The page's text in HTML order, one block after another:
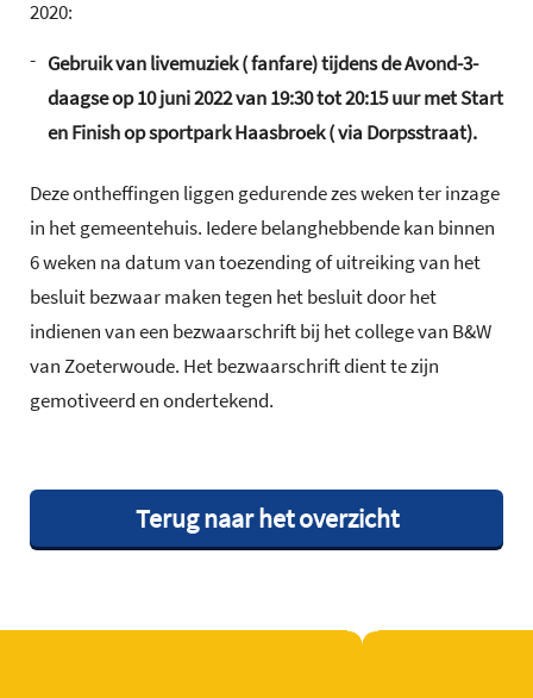
2020:
- Gebruik van livemuziek ( fanfare) tijdens de Avond-3-
daagse op 10 juni 2022 van 19:30 tot 20:15 uur met Start
en Finish op sportpark Haasbroek ( via Dorpsstraat).
Deze ontheffingen liggen gedurende zes weken ter inzage
in het gemeentehuis. Iedere belanghebbende kan binnen
6 weken na datum van toezending of uitreiking van het
besluit bezwaar maken tegen het besluit door het
indienen van een bezwaarschrift bij het college van B&W
van Zoeterwoude. Het bezwaarschrift dient te zijn
gemotiveerd en ondertekend.
Terug naar het overzicht